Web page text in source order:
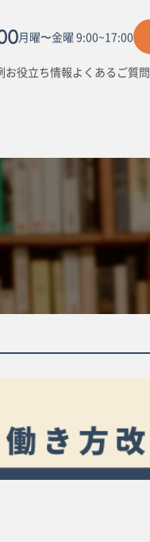
月曜〜金曜 9:00~17:00
お役立ち情報よくあるご質問